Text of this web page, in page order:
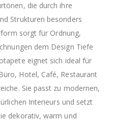
die durch ihre
Strukturen besonders
sorgt für Ordnung,
dem Design Tiefe
eignet sich ideal für
Hotel, Café, Restaurant
Sie passt zu modernen,
Interieurs und setzt
dekorativ, warm und